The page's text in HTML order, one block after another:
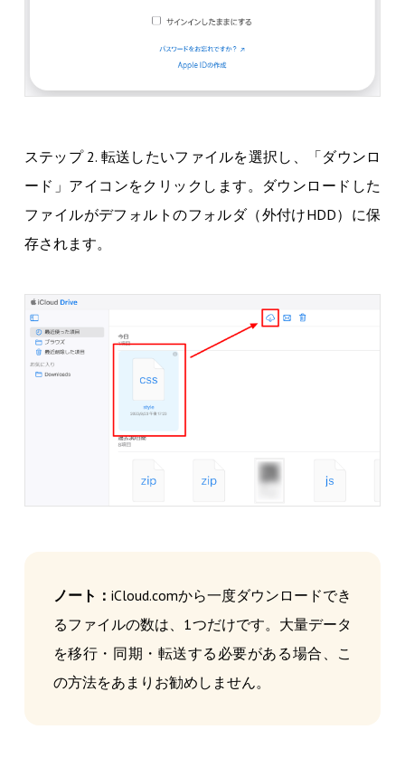
ステップ 2. 転送したいファイルを選択し、「ダウンロ
ード」アイコンをクリックします。ダウンロードした
ファイルがデフォルトのフォルダ（外付けHDD）に保
存されます。
ノート： iCloud.comから一度ダウンロードでき
るファイルの数は、1つだけです。大量データ
を移行・同期・転送する必要がある場合、こ
の方法をあまりお勧めしません。